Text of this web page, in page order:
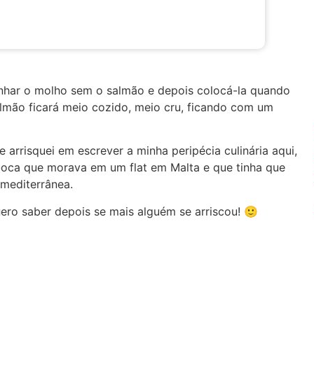
o molho sem o salmão e depois colocá-la quando
ficará meio cozido, meio cru, ficando com um
arrisquei em escrever a minha peripécia culinária aqui,
que morava em um flat em Malta e que tinha que
saber depois se mais alguém se arriscou! 🙂